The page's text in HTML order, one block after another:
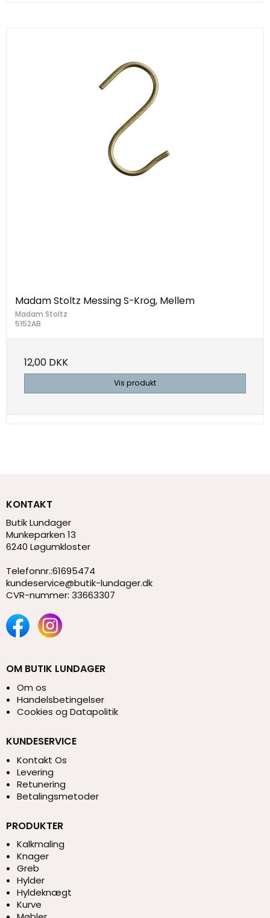
Madam Stoltz Messing S-Krog, Mellem
Madam Stoltz
5152AB
12,00 DKK
Vis produkt
KONTAKT
Butik Lundager
Munkeparken 13
6240 Løgumkloster
Telefonnr.:61695474
kundeservice@butik-lundager.dk
CVR-nummer: 33663307
OM BUTIK LUNDAGER
Om os
Handelsbetingelser
Cookies og Datapolitik
KUNDESERVICE
Kontakt Os
Levering
Retunering
Betalingsmetoder
PRODUKTER
Kalkmaling
Knager
Greb
Hylder
Hyldeknægt
Kurve